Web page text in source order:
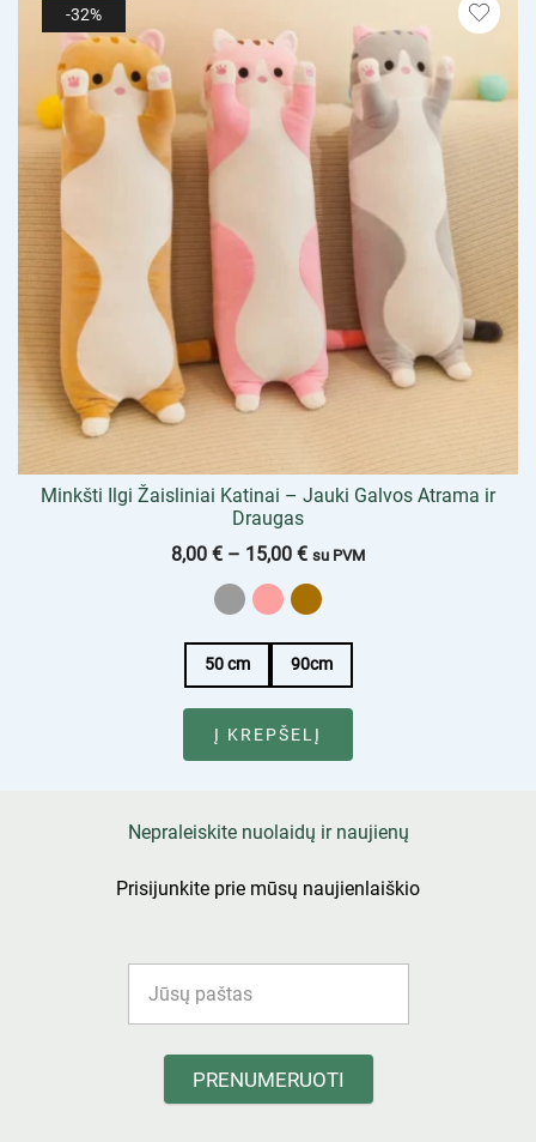
-32%
Minkšti Ilgi Žaisliniai Katinai – Jauki Galvos Atrama ir
Draugas
8,00 € – 15,00 € su PVM
50 cm 90cm
Į KREPŠELĮ
Nepraleiskite nuolaidų ir naujienų
Prisijunkite prie mūsų naujienlaiškio
PRENUMERUOTI